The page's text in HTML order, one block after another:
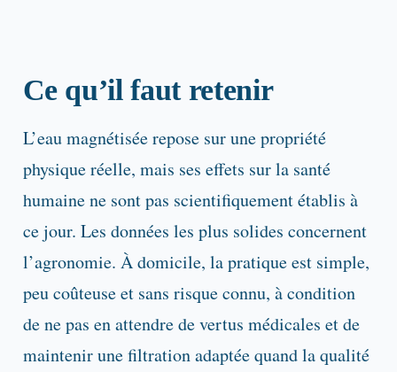
Ce qu’il faut retenir
L’eau magnétisée repose sur une propriété
physique réelle, mais ses effets sur la santé
humaine ne sont pas scientifiquement établis à
ce jour. Les données les plus solides concernent
l’agronomie. À domicile, la pratique est simple,
peu coûteuse et sans risque connu, à condition
de ne pas en attendre de vertus médicales et de
maintenir une filtration adaptée quand la qualité